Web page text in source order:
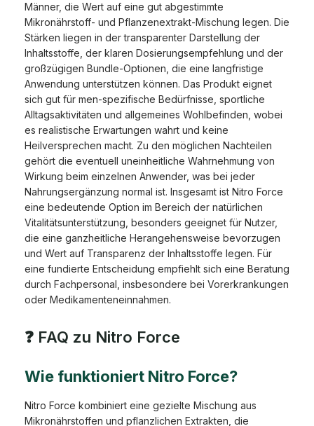
Männer, die Wert auf eine gut abgestimmte
Mikronährstoff- und Pflanzenextrakt-Mischung legen. Die
Stärken liegen in der transparenter Darstellung der
Inhaltsstoffe, der klaren Dosierungsempfehlung und der
großzügigen Bundle-Optionen, die eine langfristige
Anwendung unterstützen können. Das Produkt eignet
sich gut für men-spezifische Bedürfnisse, sportliche
Alltagsaktivitäten und allgemeines Wohlbefinden, wobei
es realistische Erwartungen wahrt und keine
Heilversprechen macht. Zu den möglichen Nachteilen
gehört die eventuell uneinheitliche Wahrnehmung von
Wirkung beim einzelnen Anwender, was bei jeder
Nahrungsergänzung normal ist. Insgesamt ist Nitro Force
eine bedeutende Option im Bereich der natürlichen
Vitalitätsunterstützung, besonders geeignet für Nutzer,
die eine ganzheitliche Herangehensweise bevorzugen
und Wert auf Transparenz der Inhaltsstoffe legen. Für
eine fundierte Entscheidung empfiehlt sich eine Beratung
durch Fachpersonal, insbesondere bei Vorerkrankungen
oder Medikamenteneinnahmen.
❓ FAQ zu Nitro Force
Wie funktioniert Nitro Force?
Nitro Force kombiniert eine gezielte Mischung aus
Mikronährstoffen und pflanzlichen Extrakten, die